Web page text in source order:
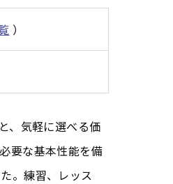
）
、気軽に選べる価
要な基本性能を備
。練習、レッス